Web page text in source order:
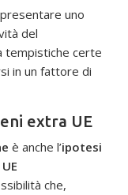
uno
del
tempistiche certe
in un fattore di
extra UE
è anche l’ipotesi
che,